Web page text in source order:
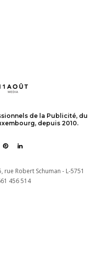
de la Publicité, du
depuis 2010.
Robert Schuman - L-5751
456 514